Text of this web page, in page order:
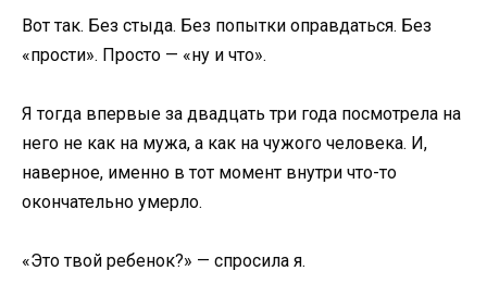
Вот так. Без стыда. Без попытки оправдаться. Без
«прости». Просто — «ну и что».
Я тогда впервые за двадцать три года посмотрела на
него не как на мужа, а как на чужого человека. И,
наверное, именно в тот момент внутри что-то
окончательно умерло.
«Это твой ребенок?» — спросила я.